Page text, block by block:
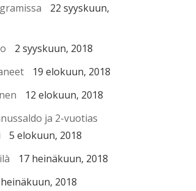
22 syyskuun,
2 syyskuun, 2018
19 elokuun, 2018
12 elokuun, 2018
ja 2-vuotias
5 elokuun, 2018
17 heinäkuun, 2018
2018